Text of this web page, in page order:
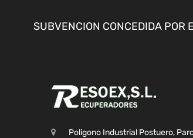
SUBVENCION CONCEDIDA POR
Poligono Industrial Postuero,